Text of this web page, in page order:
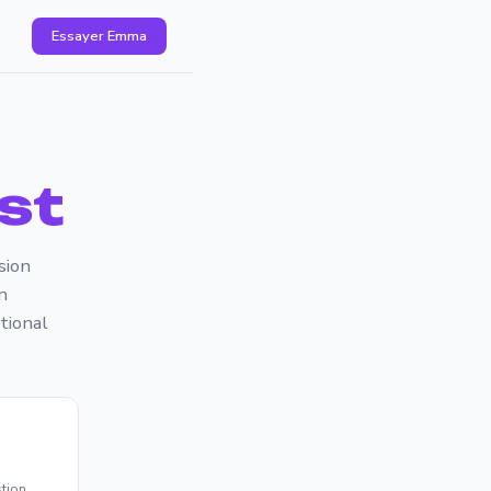
Essayer Emma